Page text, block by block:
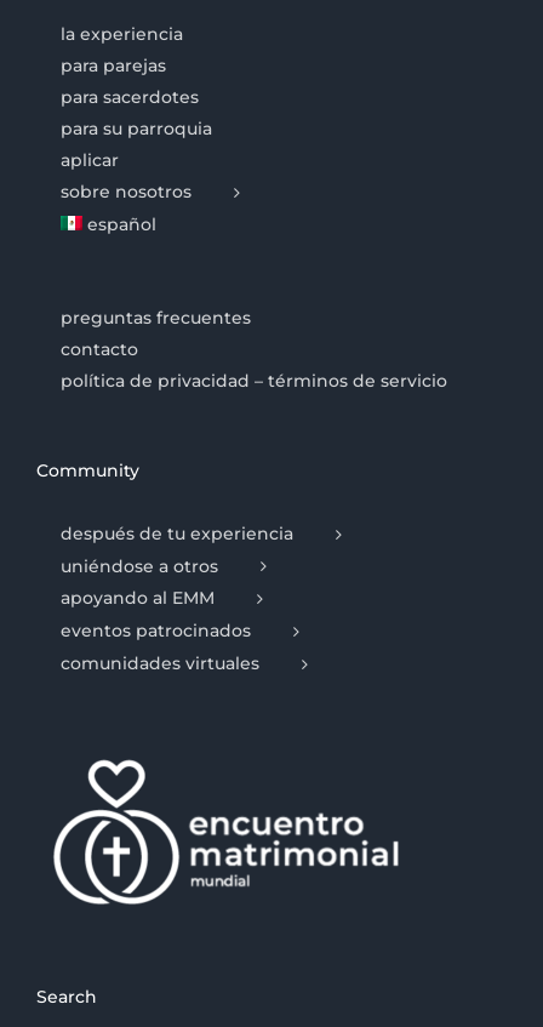
la experiencia
para parejas
para sacerdotes
para su parroquia
aplicar
sobre nosotros
español
preguntas frecuentes
contacto
política de privacidad – términos de servicio
Community
después de tu experiencia
uniéndose a otros
apoyando al EMM
eventos patrocinados
comunidades virtuales
Search